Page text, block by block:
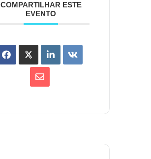
COMPARTILHAR ESTE
EVENTO